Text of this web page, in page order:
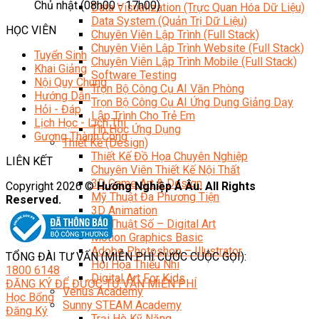
Data Visualization (Trực Quan Hóa Dữ Liệu)
Data System (Quản Trị Dữ Liệu)
Chuyên Viên Lập Trình (Full Stack)
Chuyên Viên Lập Trình Website (Full Stack)
Chuyên Viên Lập Trình Mobile (Full Stack)
Software Testing
Trọn Bộ Công Cụ AI Văn Phòng
Trọn Bộ Công Cụ AI Ứng Dụng Giảng Dạy
Lập Trình Cho Trẻ Em
Tin Học Ứng Dụng
Thiết Kế (Design)
Thiết Kế Đồ Họa Chuyên Nghiệp
Chuyên Viên Thiết Kế Nội Thất
3D Game Art & Design
Mỹ Thuật Đa Phương Tiện
3D Animation
Mỹ Thuật Số – Digital Art
Motion Graphics Basic
Adobe Photoshop – Illustrator
Hội Họa Thiếu Nhi
Digital Art For Kids
Venus Academy
Sunny STEAM Academy
Chủ nhật (08h00 - 17h00)
HỌC VIÊN
Tuyển Sinh
Khai Giảng
Nội Quy Chung
Hướng Dẫn
Hỏi - Đáp
Lịch Học - Lịch Thi
Gương Thành Công
LIÊN KẾT
Copyright 2026 ©Hướng Nghiệp Á Âu. All Rights
Reserved.
TỔNG ĐÀI TƯ VẤN (MIỄN PHÍ CƯỚC CUỘC GỌI):
1800 6148
ĐĂNG KÝ ĐỂ ĐƯỢC TƯ VẤN MIỄN PHÍ
Học Bổng
Đăng Ký